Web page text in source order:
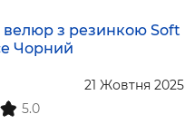
з резинкою Soft
Чорний
5.0
21 Жовтня 2025